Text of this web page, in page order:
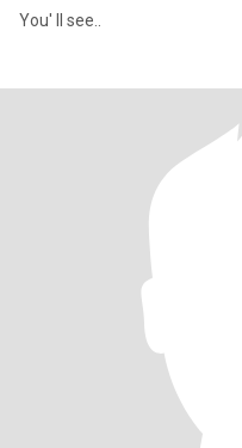
You' ll see..